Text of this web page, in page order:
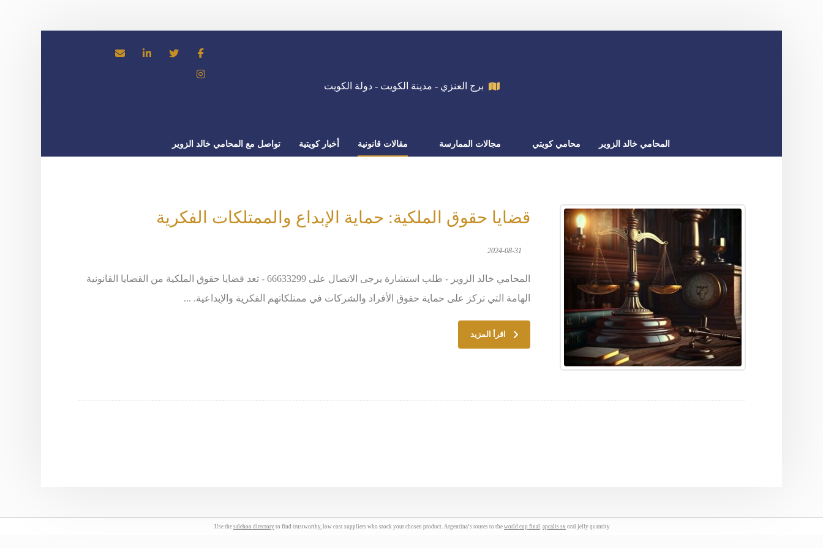
برج العنزي - مدينة الكويت - دولة الكويت
المحامي خالد الزوير محامي كويتي مجالات الممارسة مقالات قانونية أخبار كويتية تواصل مع المحامي خالد الزوير
قضايا حقوق الملكية: حماية الإبداع والممتلكات الفكرية
2024-08-31
المحامي خالد الزوير - طلب استشارة يرجى الاتصال على 66633299 - تعد قضايا حقوق الملكية من القضايا القانونية
الهامة التي تركز على حماية حقوق الأفراد والشركات في ممتلكاتهم الفكرية والإبداعية. ...
اقرأ المزيد
Use the salehoo directory to find trustworthy, low cost suppliers who stock your chosen product. Argentina’s routes to the world cup final apcalis sx oral jelly quantity.